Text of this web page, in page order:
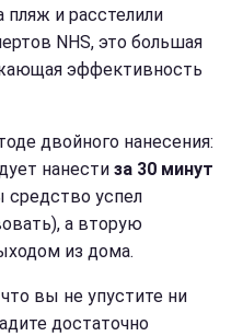
пляж и расстелили
NHS, это большая
эффективность
двойного нанесения:
нанести за 30 минут
средство успел
а вторую
из дома.
вы не упустите ни
достаточно